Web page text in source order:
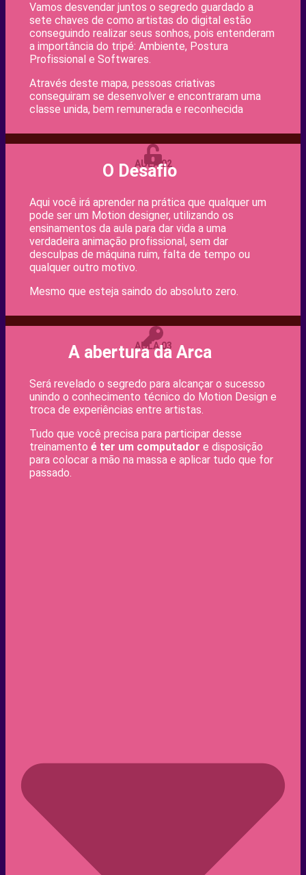
Vamos desvendar juntos o segredo guardado a
sete chaves de como artistas do digital estão
conseguindo realizar seus sonhos, pois entenderam
a importância do tripé: Ambiente, Postura
Profissional e Softwares.
Através deste mapa, pessoas criativas
conseguiram se desenvolver e encontraram uma
classe unida, bem remunerada e reconhecida
AULA 02
O Desafio
Aqui você irá aprender na prática que qualquer um
pode ser um Motion designer, utilizando os
ensinamentos da aula para dar vida a uma
verdadeira animação profissional, sem dar
desculpas de máquina ruim, falta de tempo ou
qualquer outro motivo.
Mesmo que esteja saindo do absoluto zero.
AULA 03
A abertura da Arca
Será revelado o segredo para alcançar o sucesso
unindo o conhecimento técnico do Motion Design e
troca de experiências entre artistas.
Tudo que você precisa para participar desse
treinamento é ter um computador e disposição
para colocar a mão na massa e aplicar tudo que for
passado.